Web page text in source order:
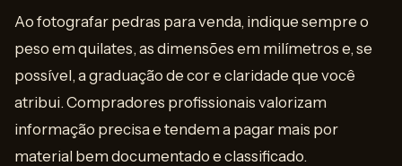
Ao fotografar pedras para venda, indique sempre o
peso em quilates, as dimensões em milímetros e, se
possível, a graduação de cor e claridade que você
atribui. Compradores profissionais valorizam
informação precisa e tendem a pagar mais por
material bem documentado e classificado.